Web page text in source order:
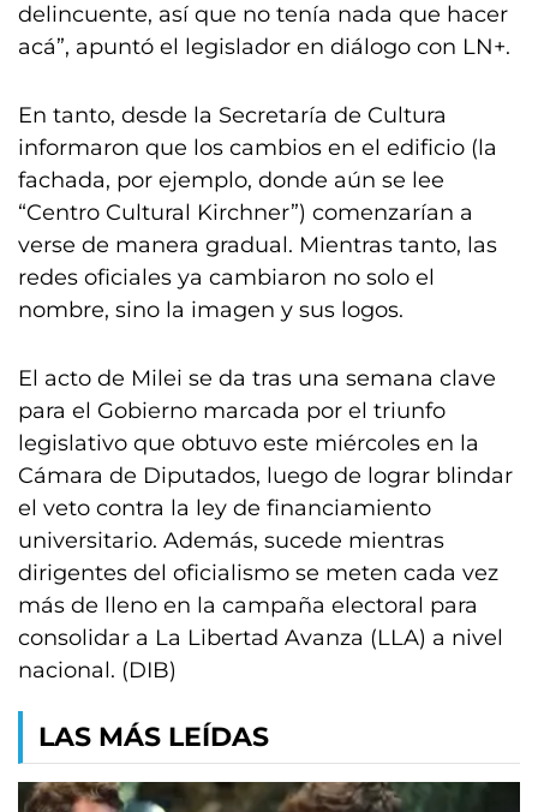
delincuente, así que no tenía nada que hacer
acá”, apuntó el legislador en diálogo con LN+.
En tanto, desde la Secretaría de Cultura
informaron que los cambios en el edificio (la
fachada, por ejemplo, donde aún se lee
“Centro Cultural Kirchner”) comenzarían a
verse de manera gradual. Mientras tanto, las
redes oficiales ya cambiaron no solo el
nombre, sino la imagen y sus logos.
El acto de Milei se da tras una semana clave
para el Gobierno marcada por el triunfo
legislativo que obtuvo este miércoles en la
Cámara de Diputados, luego de lograr blindar
el veto contra la ley de financiamiento
universitario. Además, sucede mientras
dirigentes del oficialismo se meten cada vez
más de lleno en la campaña electoral para
consolidar a La Libertad Avanza (LLA) a nivel
nacional. (DIB)
LAS MÁS LEÍDAS